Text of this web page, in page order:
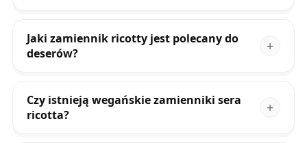
Jaki zamiennik ricotty jest polecany do
deserów?
Czy istnieją wegańskie zamienniki sera
ricotta?